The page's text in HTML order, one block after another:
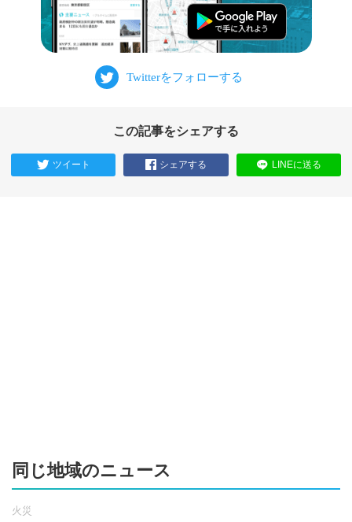
この記事をシェアする
ツイート シェアする LINEに送る
同じ地域のニュース
火災